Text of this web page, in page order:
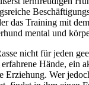
das Trai­ning mit
men­tal und
nicht für jeden
Hän­de, ein
Erzie­hung. Wer